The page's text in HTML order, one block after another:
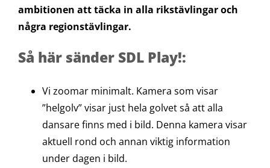
ambitionen att täcka in alla rikstävlingar och
några regionstävlingar.
Så här sänder SDL Play!:
Vi zoomar minimalt. Kamera som visar
”helgolv” visar just hela golvet så att alla
dansare finns med i bild. Denna kamera visar
aktuell rond och annan viktig information
under dagen i bild.